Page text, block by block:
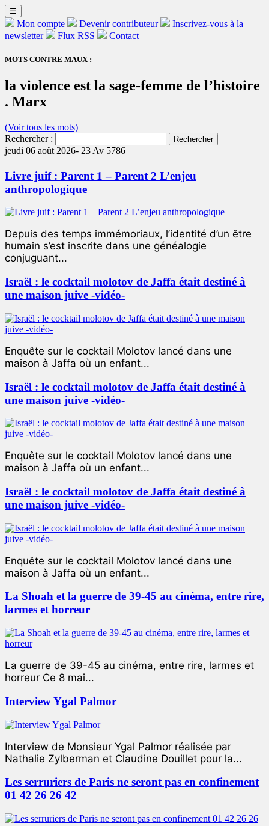
☰
Mon compte Devenir contributeur
Inscrivez-vous à la
newsletter
Flux RSS Contact
MOTS CONTRE MAUX :
la violence est la sage-femme de l’histoire
. Marx
(Voir tous les mots)
Rechercher :
jeudi 06 août 2026- 23 Av 5786
Livre juif : Parent 1 – Parent 2 L’enjeu
anthropologique
Depuis des temps immémoriaux, l’identité d’un être
humain s’est inscrite dans une généalogie
conjuguant...
Israël : le cocktail molotov de Jaffa était destiné à
une maison juive -vidéo-
Enquête sur le cocktail Molotov lancé dans une
maison à Jaffa où un enfant...
Israël : le cocktail molotov de Jaffa était destiné à
une maison juive -vidéo-
Enquête sur le cocktail Molotov lancé dans une
maison à Jaffa où un enfant...
Israël : le cocktail molotov de Jaffa était destiné à
une maison juive -vidéo-
Enquête sur le cocktail Molotov lancé dans une
maison à Jaffa où un enfant...
La Shoah et la guerre de 39-45 au cinéma, entre rire,
larmes et horreur
La guerre de 39-45 au cinéma, entre rire, larmes et
horreur Ce 8 mai...
Interview Ygal Palmor
Interview de Monsieur Ygal Palmor réalisée par
Nathalie Zylberman et Claudine Douillet pour la...
Les serruriers de Paris ne seront pas en confinement
01 42 26 26 42